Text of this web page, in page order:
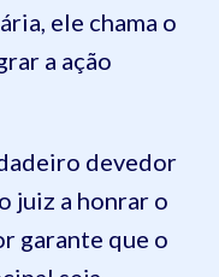
ele chama o
a ação
devedor
juiz a honrar o
garante que o